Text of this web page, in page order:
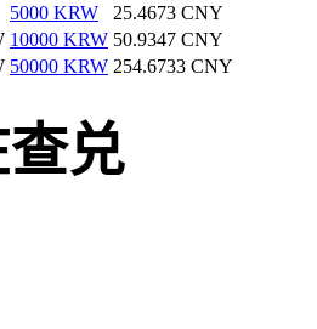
5000 KRW
25.4673 CNY
10000 KRW 50.9347 CNY
50000 KRW 254.6733 CNY
兑